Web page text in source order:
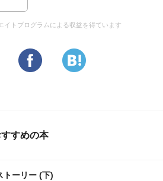
イトプログラムによる収益を得ています
すめの本
トーリー (下)